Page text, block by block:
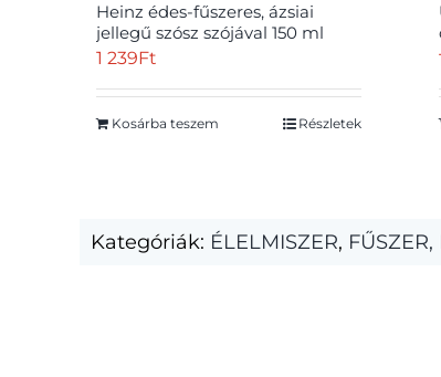
Heinz édes-fűszeres, ázsiai
jellegű szósz szójával 150 ml
1 239Ft
Kosárba teszem Részletek
Kategóriák: ÉLELMISZER, FŰSZER,